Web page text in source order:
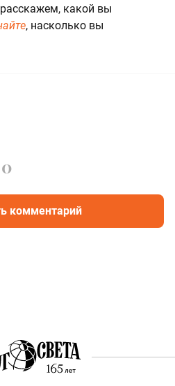
какой вы
, насколько вы
0
комментарий